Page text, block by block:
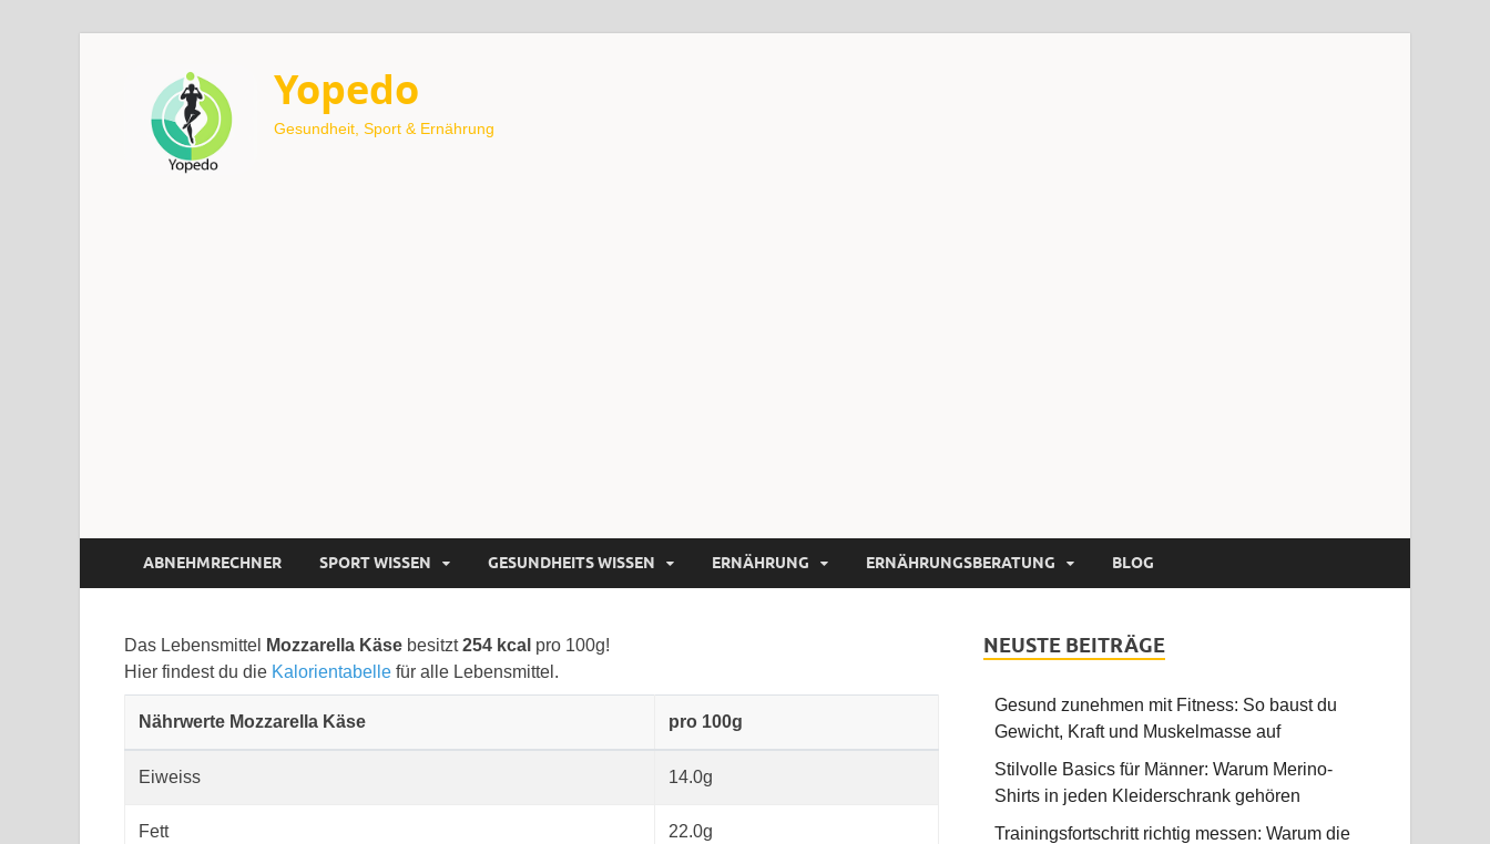
Yopedo
Gesundheit, Sport & Ernährung
ABNEHMRECHNER SPORT WISSEN GESUNDHEITS WISSEN ERNÄHRUNG ERNÄHRUNGSBERATUNG BLOG
Das Lebensmittel Mozzarella Käse besitzt254 kcal pro 100g!
Hier findest du die Kalorientabelle für alle Lebensmittel.
Nährwerte Mozzarella Käse pro 100g
Eiweiss 14.0g
Fett 22.0g
NEUSTE BEITRÄGE
Gesund zunehmen mit Fitness: So baust du
Gewicht, Kraft und Muskelmasse auf
Stilvolle Basics für Männer: Warum Merino-
Shirts in jeden Kleiderschrank gehören
Trainingsfortschritt richtig messen: Warum die